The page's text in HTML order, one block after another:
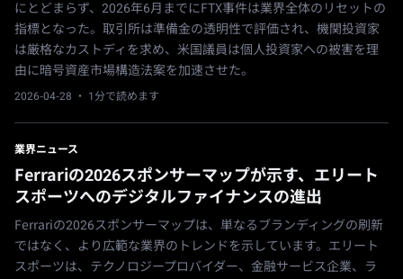
にとどまらず、2026年6月までにFTX事件は業界全体のリセットの
指標となった。取引所は準備金の透明性で評価され、機関投資家
は厳格なカストディを求め、米国議員は個人投資家への被害を理
由に暗号資産市場構造法案を加速させた。
2026-04-28 · 1分で読めます
業界ニュース
Ferrariの2026スポンサーマップが示す、エリート
スポーツへのデジタルファイナンスの進出
Ferrariの2026スポンサーマップは、単なるブランディングの刷新
ではなく、より広範な業界のトレンドを示しています。エリート
スポーツは、テクノロジープロバイダー、金融サービス企業、ラ